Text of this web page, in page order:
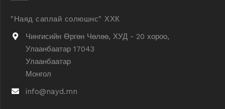
"Наяд саплай солюшнс" ХХК
Чингисийн Өргөн Чөлөө, ХУД - 20 хороо,
Улаанбаатар 17043
Улаанбаатар
Монгол
info@nayd.mn